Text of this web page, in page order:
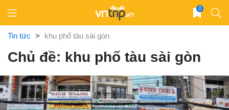
content
0
Tin tức > khu phố tàu sài gòn
Chủ đề: khu phố tàu sài gòn